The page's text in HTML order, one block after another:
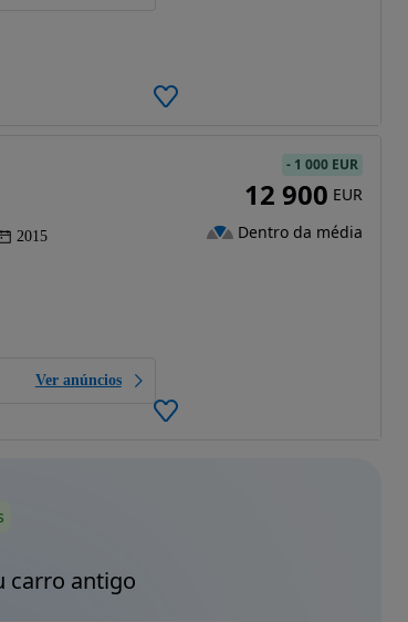
2015
Ver anúncios
- 1 000 EUR
12 900 EUR
Dentro da média
carro antigo